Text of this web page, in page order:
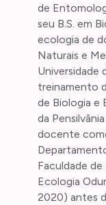
de
seu B.S. em
ecologia de
Naturais e
Universidade
treinamento
de Biologia e
da
docente
Faculdade
Ecologia
2020) antes